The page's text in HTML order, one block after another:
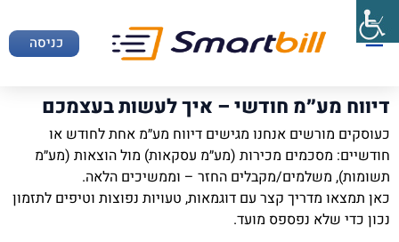
כניסה
דיווח מע״מ חודשי – איך לעשות בעצמכם
כעוסקים מורשים אנחנו מגישים דיווח מע״מ אחת לחודש או
חודשיים: מסכמים מכירות (מע״מ עסקאות) מול הוצאות (מע״מ
תשומות), משלמים/מקבלים החזר – וממשיכים הלאה.
כאן תמצאו מדריך קצר עם דוגמאות, טעויות נפוצות וטיפים לתזמון
נכון כדי שלא נפספס מועד.